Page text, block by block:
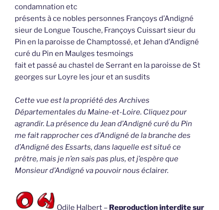
condamnation etc
présents à ce nobles personnes Françoys d’Andigné
sieur de Longue Tousche, Françoys Cuissart sieur du
Pin en la paroisse de Champtossé, et Jehan d’Andigné
curé du Pin en Maulges tesmoings
fait et passé au chastel de Serrant en la paroisse de St
georges sur Loyre les jour et an susdits
Cette vue est la propriété des Archives
Départementales du Maine-et-Loire. Cliquez pour
agrandir. La présence du Jean d’Andigné curé du Pin
me fait rapprocher ces d’Andigné de la branche des
d’Andigné des Essarts, dans laquelle est situé ce
prêtre, mais je n’en sais pas plus, et j’espère que
Monsieur d’Andigné va pouvoir nous éclairer.
Odile Halbert – Reproduction interdite sur